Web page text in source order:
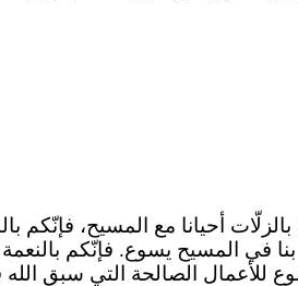
بالزلّات أحيانا مع المسيح،
في المسيح يسوع. فإنّكم
للأعمال الصالحة التي سبق الله